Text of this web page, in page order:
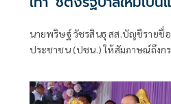
นายพริษฐ์ วัชรสินธุ สส.บัญชีรายชื่
ประชาชน (ปชน.) ให้สัมภาษณ์ถึงก
พรรคกล้าธรรม ก็ระบุว่าลืมไปหมด
เทา” จะเป็นการเปิดโอกาสให้ส้มเ